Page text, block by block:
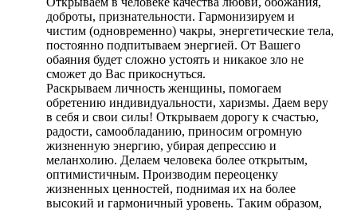
доброты, признательности. Гармонизируем и
чистим (одновременно) чакры, энергетические тела,
постоянно подпитываем энергией. От Вашего
обаяния будет сложно устоять и никакое зло не
сможет до Вас прикоснуться.
Раскрываем личность женщины, помогаем
обретению индивидуальности, харизмы. Даем веру
в себя и свои силы! Открываем дорогу к счастью,
радости, самообладанию, приносим огромную
жизненную энергию, убирая депрессию и
меланхолию. Делаем человека более открытым,
оптимистичным. Производим переоценку
жизненных ценностей, поднимая их на более
высокий и гармоничный уровень. Таким образом,